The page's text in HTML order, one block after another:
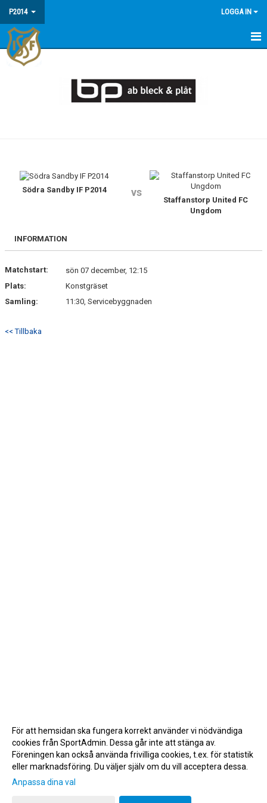
P2014 LOGGA IN
HEM
BILDGALLERI
Södra Sandby IF P2014 vs
Staffanstorp United FC
Ungdom
INFORMATION
Matchstart:
sön 07 december, 12:15
Plats:
Konstgräset
Samling:
11:30, Servicebyggnaden
<< Tillbaka
Gå till Webbversion
För att hemsidan ska fungera korrekt använder vi nödvändiga
cookies från SportAdmin. Dessa går inte att stänga av.
Föreningen kan också använda frivilliga cookies, t.ex. för statistik
eller marknadsföring. Du väljer själv om du vill acceptera dessa.
Anpassa dina val